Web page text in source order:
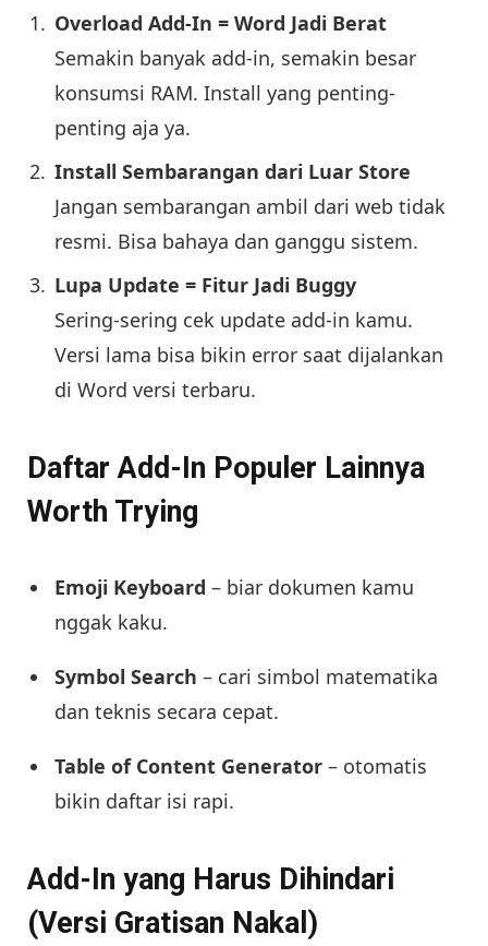
Overload Add-In = Word Jadi Berat
Semakin banyak add-in, semakin besar
konsumsi RAM. Install yang penting-
penting aja ya.
Install Sembarangan dari Luar Store
Jangan sembarangan ambil dari web tidak
resmi. Bisa bahaya dan ganggu sistem.
Lupa Update = Fitur Jadi Buggy
Sering-sering cek update add-in kamu.
Versi lama bisa bikin error saat dijalankan
di Word versi terbaru.
Daftar Add-In Populer Lainnya
Worth Trying
Emoji Keyboard – biar dokumen kamu
nggak kaku.
Symbol Search – cari simbol matematika
dan teknis secara cepat.
Table of Content Generator – otomatis
bikin daftar isi rapi.
Add-In yang Harus Dihindari
(Versi Gratisan Nakal)